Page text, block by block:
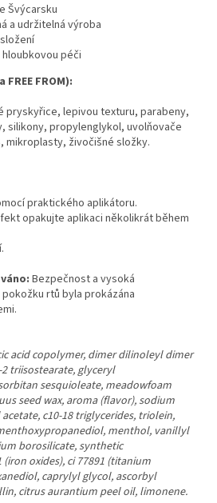
Švýcarsku
a udržitelná výroba
péči
FROM):
lepivou texturu, parabeny,
silikony, propylenglykol, uvolňovače
mikroplasty, živočišné složky.
praktického aplikátoru.
opakujte aplikaci několikrát během
Bezpečnost a vysoká
rtů byla prokázána
acid copolymer, dimer dilinoleyl dimer
triisostearate, glyceryl
sesquioleate, meadowfoam
seed wax, aroma (flavor), sodium
c10-18 triglycerides, triolein,
menthol, vanillyl
borosilicate, synthetic
oxides), ci 77891 (titanium
caprylyl glycol, ascorbyl
citrus aurantium peel oil, limonene.